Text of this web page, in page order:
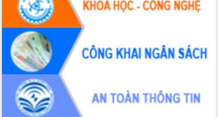
Ngành cá ngừ Đắk Lắk chủ động thích
ứng để giữ vững thị trường xuất khẩu
Diễn đàn Kinh tế tư nhân Việt Nam đột
phá cơ chế - Hợp tác công tư
Đề án 06 tạo bước ngoặt đột phá trong
cải cách hành chính tỉnh Đắk Lắk
Kết nối tour, đẩy mạnh chuyển đổi số
để phát triển du lịch Đắk Lắk
Khởi động Dự án Đầu tư xây dựng hạ
tầng kỹ thuật Cụm công nghiệp Tân
Tiến